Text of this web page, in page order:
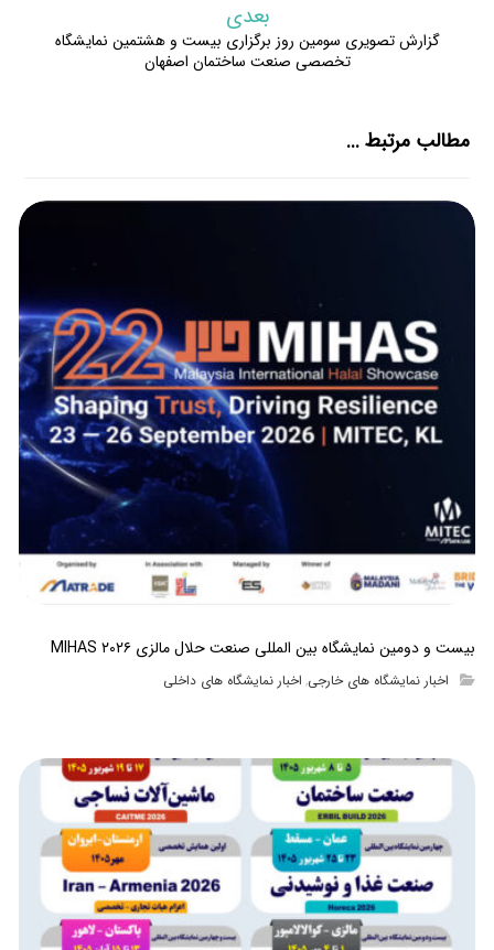
بعدی
گزارش تصویری سومین روز برگزاری بیست و هشتمین نمایشگاه
تخصصی صنعت ساختمان اصفهان
مطالب مرتبط ...
بیست و دومین نمایشگاه بین المللی صنعت حلال مالزی MIHAS ۲۰۲۶
اخبار نمایشگاه های خارجی, اخبار نمایشگاه های داخلی